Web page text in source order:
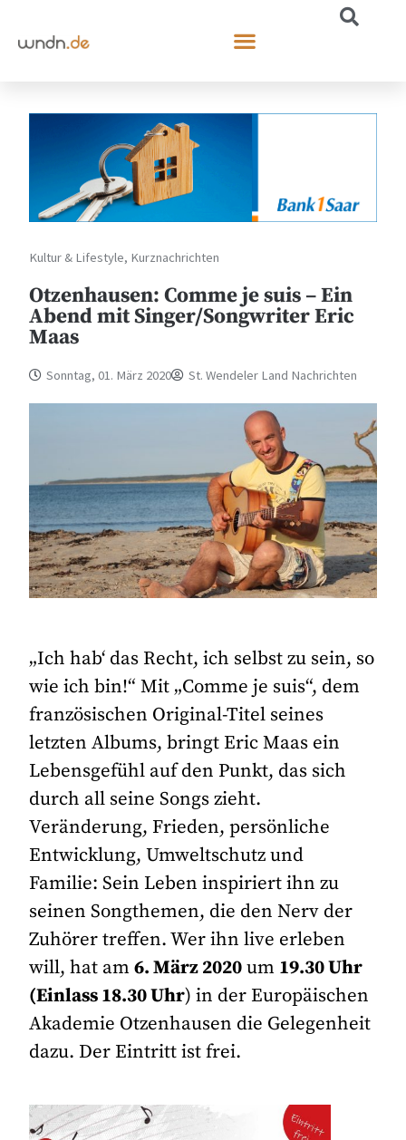
Kultur & Lifestyle, Kurznachrichten
Otzenhausen: Comme je suis – Ein
Abend mit Singer/Songwriter Eric
Maas
Sonntag, 01. März 2020 St. Wendeler Land Nachrichten
„Ich hab‘ das Recht, ich selbst zu sein, so
wie ich bin!“ Mit „Comme je suis“, dem
französischen Original-Titel seines
letzten Albums, bringt Eric Maas ein
Lebensgefühl auf den Punkt, das sich
durch all seine Songs zieht.
Veränderung, Frieden, persönliche
Entwicklung, Umweltschutz und
Familie: Sein Leben inspiriert ihn zu
seinen Songthemen, die den Nerv der
Zuhörer treffen. Wer ihn live erleben
will, hat am6. März 2020um 19.30 Uhr
(Einlass 18.30 Uhr) in der Europäischen
Akademie Otzenhausen die Gelegenheit
dazu. Der Eintritt ist frei.